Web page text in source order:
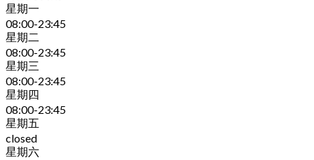
星期一
08:00-23:45
星期二
08:00-23:45
星期三
08:00-23:45
星期四
08:00-23:45
星期五
closed
星期六